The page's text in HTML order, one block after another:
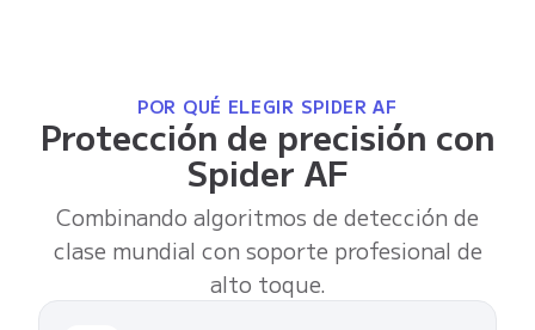
POR QUÉ ELEGIR SPIDER AF
Protección de precisión con
Spider AF
Combinando algoritmos de detección de
clase mundial con soporte profesional de
alto toque.